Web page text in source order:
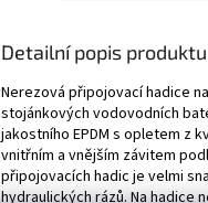
Detailní popis produktu
Nerezová připojovací hadice
stojánkových vodovodních
jakostního EPDM s opletem z
vnitřním a vnějším závitem
připojovacích hadic je velmi
hydraulických rázů. Na